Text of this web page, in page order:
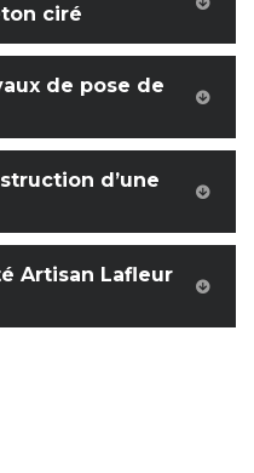
ciré
de pose de
d’une
Artisan Lafleur